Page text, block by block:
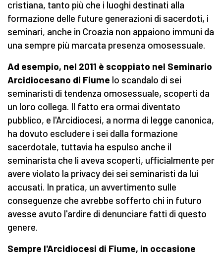
cristiana, tanto più che i luoghi destinati alla
formazione delle future generazioni di sacerdoti, i
seminari, anche in Croazia non appaiono immuni da
una sempre più marcata presenza omosessuale.
Ad esempio, nel 2011 è scoppiato nel Seminario
Arcidiocesano di Fiume lo scandalo di sei
seminaristi di tendenza omosessuale, scoperti da
un loro collega. Il fatto era ormai diventato
pubblico, e l'Arcidiocesi, a norma di legge canonica,
ha dovuto escludere i sei dalla formazione
sacerdotale, tuttavia ha espulso anche il
seminarista che li aveva scoperti, ufficialmente per
avere violato la privacy dei sei seminaristi da lui
accusati. In pratica, un avvertimento sulle
conseguenze che avrebbe sofferto chi in futuro
avesse avuto l'ardire di denunciare fatti di questo
genere.
Sempre l'Arcidiocesi di Fiume, in occasione